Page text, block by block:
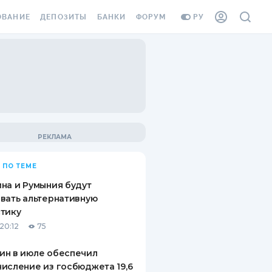
РУ
ВИНЬЕТКА
СОТРУДНИКОВ
ОТ
СЛУЧАЕВ
ДЕПОЗИТЫ
ВОПРОСЫ И ОТВЕТЫ
СБЕРЕЖЕНИЯМ
БАНКИ ФОРУМ
ПО ТЕМЕ
и Румыния будут
альтернативную
75
в июле обеспечил
из госбюджета 19,6